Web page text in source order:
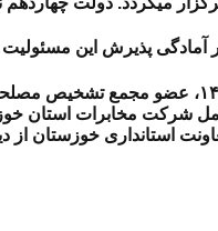
پذیرش این مسئولیت
وی با نام کامل محمد مخبر
شرکت مخابرات استان
استانداری خوزستان از